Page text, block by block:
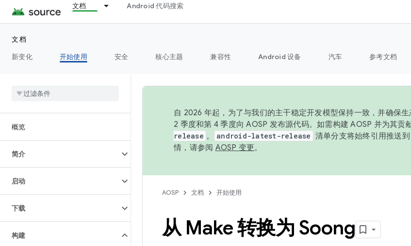
文档 Android 代码搜索
文档
新变化
开始使用 安全 核心主题 兼容性 Android 设备 汽车 参考文档
概览
简介
启动
下载
构建
自 2026 年起，为了与我们的主干稳定开发模型保持一致，并确保
2 季度和第 4 季度向 AOSP 发布源代码。如需构建 AOSP 并为其贡
release 。 android-latest-release 清单分支将始终引用推送
情，请参阅 AOSP 变更。
AOSP 文档 开始使用
从 Make 转换为 Soong